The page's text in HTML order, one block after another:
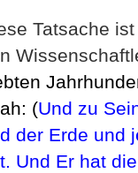
Tatsache
(Und zu
der Erde und
Und Er hat